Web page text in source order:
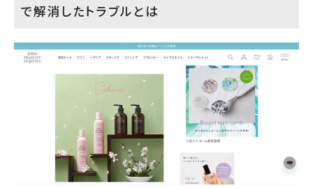
で解消したトラブルとは